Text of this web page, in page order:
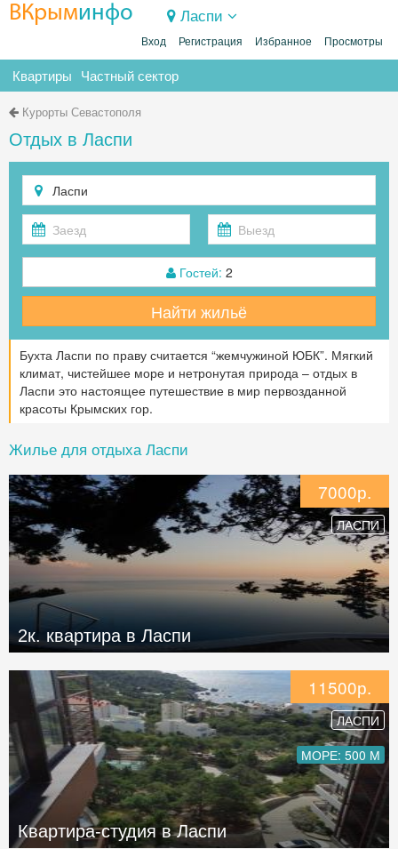
ВКрыминфо Ласпи
Вход Регистрация Избранное Просмотры
Квартиры Частный сектор
Курорты Севастополя
Отдых в Ласпи
Гостей: 2
Найти жильё
Бухта Ласпи по праву считается “жемчужиной ЮБК”. Мягкий
климат, чистейшее море и нетронутая природа – отдых в
Ласпи это настоящее путешествие в мир первозданной
красоты Крымских гор.
Жилье для отдыха Ласпи
7000р.
ЛАСПИ
2к. квартира в Ласпи
11500р.
ЛАСПИ
МОРЕ: 500 М
Квартира-студия в Ласпи